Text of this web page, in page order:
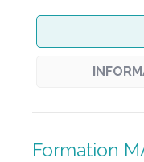
Formation